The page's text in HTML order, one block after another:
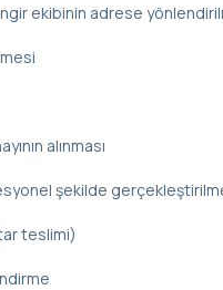
ekibinin adrese
alınması
şekilde
teslimi)